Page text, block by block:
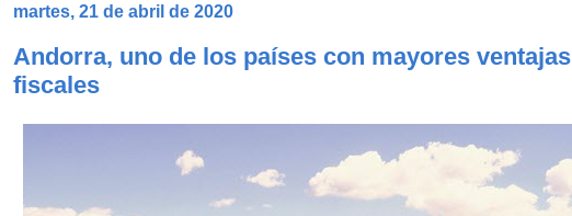
martes, 21 de abril de 2020
Andorra, uno de los países con mayores ventajas
fiscales